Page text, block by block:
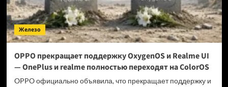
Железо
OPPO прекращает поддержку OxygenOS и Realme UI
— OnePlus и realme полностью переходят на ColorOS
OPPO официально объявила, что прекращает поддержку и